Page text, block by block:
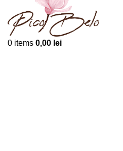
0 items 0,00 lei